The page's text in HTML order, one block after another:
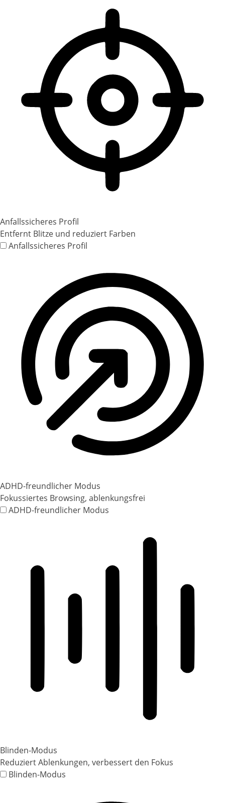
Anfallssicheres Profil
Entfernt Blitze und reduziert Farben
Anfallssicheres Profil
ADHD-freundlicher Modus
Fokussiertes Browsing, ablenkungsfrei
ADHD-freundlicher Modus
Blinden-Modus
Reduziert Ablenkungen, verbessert den Fokus
Blinden-Modus